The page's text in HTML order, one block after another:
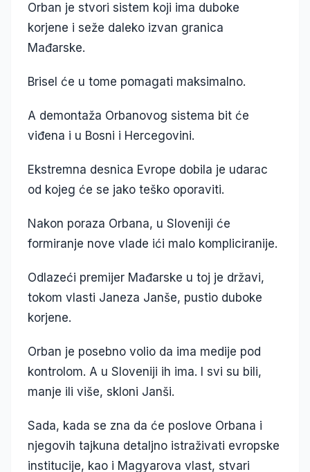
Orban je stvori sistem koji ima duboke
korjene i seže daleko izvan granica
Mađarske.
Brisel će u tome pomagati maksimalno.
A demontaža Orbanovog sistema bit će
viđena i u Bosni i Hercegovini.
Ekstremna desnica Evrope dobila je udarac
od kojeg će se jako teško oporaviti.
Nakon poraza Orbana, u Sloveniji će
formiranje nove vlade ići malo kompliciranije.
Odlazeći premijer Mađarske u toj je državi,
tokom vlasti Janeza Janše, pustio duboke
korjene.
Orban je posebno volio da ima medije pod
kontrolom. A u Sloveniji ih ima. I svi su bili,
manje ili više, skloni Janši.
Sada, kada se zna da će poslove Orbana i
njegovih tajkuna detaljno istraživati evropske
institucije, kao i Magyarova vlast, stvari